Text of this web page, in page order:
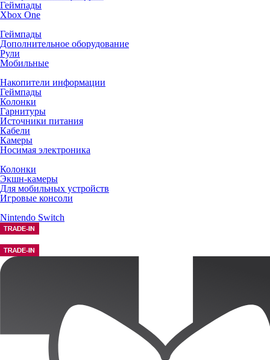
Геймпады
Xbox One
Геймпады
Дополнительное оборудование
Рули
Мобильные
Накопители информации
Геймпады
Колонки
Гарнитуры
Источники питания
Кабели
Камеры
Носимая электроника
Колонки
Экшн-камеры
Для мобильных устройств
Игровые консоли
Nintendo Switch